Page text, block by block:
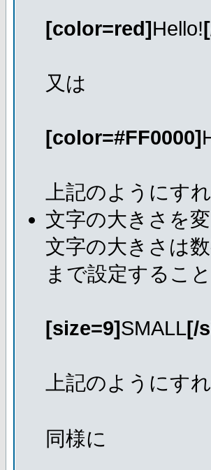
[color=red]Hello!
又は
[color=#FF0000]
上記のようにす
文字の大きさを
文字の大きさは
まで設定するこ
[size=9]SMALL[/
上記のようにす
同様に